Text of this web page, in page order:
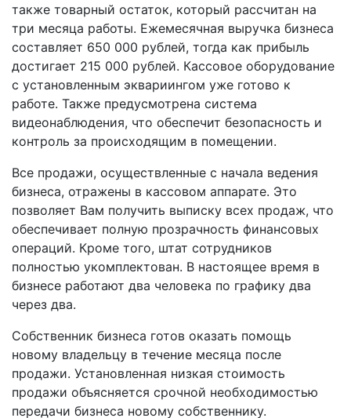
также товарный остаток, который рассчитан на
три месяца работы. Ежемесячная выручка бизнеса
составляет 650 000 рублей, тогда как прибыль
достигает 215 000 рублей. Кассовое оборудование
с установленным эквариингом уже готово к
работе. Также предусмотрена система
видеонаблюдения, что обеспечит безопасность и
контроль за происходящим в помещении.
Все продажи, осуществленные с начала ведения
бизнеса, отражены в кассовом аппарате. Это
позволяет Вам получить выписку всех продаж, что
обеспечивает полную прозрачность финансовых
операций. Кроме того, штат сотрудников
полностью укомплектован. В настоящее время в
бизнесе работают два человека по графику два
через два.
Собственник бизнеса готов оказать помощь
новому владельцу в течение месяца после
продажи. Установленная низкая стоимость
продажи объясняется срочной необходимостью
передачи бизнеса новому собственнику.